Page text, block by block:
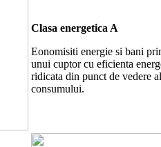
Clasa energetica A
Eonomisiti energie si bani
unui cuptor cu eficienta
ridicata din punct de vedere al
consumului.